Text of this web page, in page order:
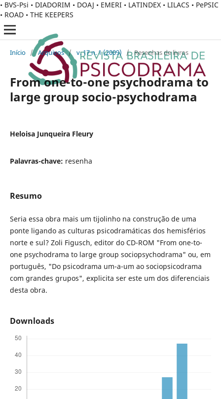
• BVS-Psi • DIADORIM • DOAJ • EMERI • LATINDEX • LILACS • PePSIC
• ROAD • THE KEEPERS
Início / Arquivos / v. 17 n. 1 (2009) / Resenhas de livros
From one-to-one psychodrama to
large group socio-psychodrama
Heloisa Junqueira Fleury
Palavras-chave: resenha
Resumo
Seria essa obra mais um tijolinho na construção de uma
ponte ligando as culturas psicodramáticas dos hemisférios
norte e sul? Zoli Figusch, editor do CD-ROM "From one-to-
one psychodrama to large group sociopsychodrama" ou, em
português, "Do psicodrama um-a-um ao sociopsicodrama
com grandes grupos", explicita ser este um dos diferenciais
desta obra.
Downloads